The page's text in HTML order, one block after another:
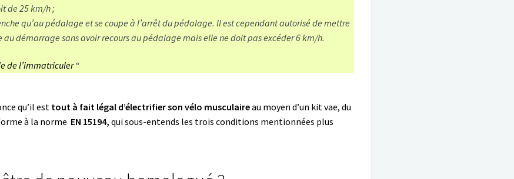
de 25 km/h ;
qu’au pédalage et se coupe à l’arrêt du pédalage. Il est cependant autorisé de mettre
au démarrage sans avoir recours au pédalage mais elle ne doit pas excéder 6 km/h.
de l’immatriculer “
qu’il est tout à fait légal d’électrifier son vélo musculaireau moyen d’un kit vae, du
à la norme EN 15194, qui sous-entends les trois conditions mentionnées plus